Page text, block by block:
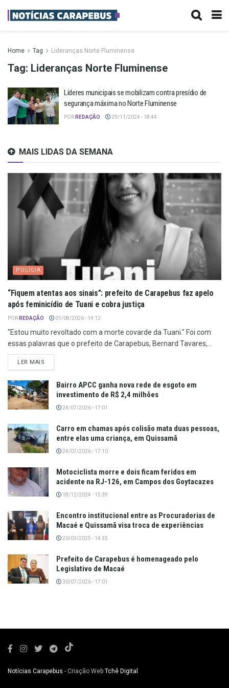
Home Tag Lideranças Norte Fluminense
Tag: Lideranças Norte Fluminense
Líderes municipais se mobilizam contra presídio de
segurança máxima no Norte Fluminense
POR REDAÇÃO 29/11/2024 - 18:44
MAIS LIDAS DA SEMANA
POLÍCIA
“Fiquem atentas aos sinais”: prefeito de Carapebus faz apelo
após feminicídio de Tuani e cobra justiça
POR REDAÇÃO 01/08/2026 - 14:12
"Estou muito revoltado com a morte covarde da Tuani." Foi com
essas palavras que o prefeito de Carapebus, Bernard Tavares,...
LER MAIS
Bairro APCC ganha nova rede de esgoto em
investimento de R$ 2,4 milhões
24/07/2026 - 17:01
Carro em chamas após colisão mata duas pessoas,
entre elas uma criança, em Quissamã
24/07/2026 - 17:10
Motociclista morre e dois ficam feridos em
acidente na RJ-126, em Campos dos Goytacazes
18/12/2024 - 15:39
Encontro institucional entre as Procuradorias de
Macaé e Quissamã visa troca de experiências
20/03/2025 - 14:35
Prefeito de Carapebus é homenageado pelo
Legislativo de Macaé
30/07/2026 - 17:01
Notícias Carapebus - Criação Web Tchê Digital